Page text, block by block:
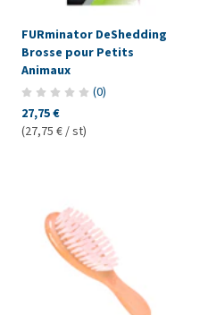
FURminator DeShedding
Brosse pour Petits
Animaux
(0)
27,75 €
(27,75 € / st)